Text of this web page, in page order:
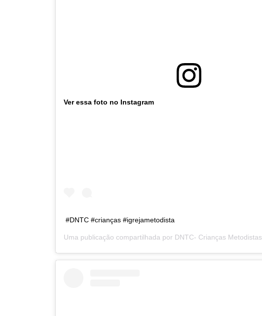
Ver essa foto no Instagram
#DNTC #crianças #igrejametodista
Uma publicação compartilhada por DNTC- Crianças Metodistas